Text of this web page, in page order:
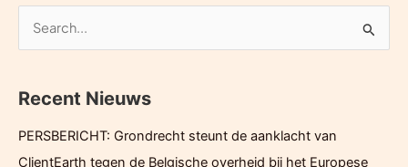
slechte
k
Recent Nieuws
PERSBERICHT: Grondrecht steunt de aanklacht van
ClientEarth tegen de Belgische overheid bij het Europese